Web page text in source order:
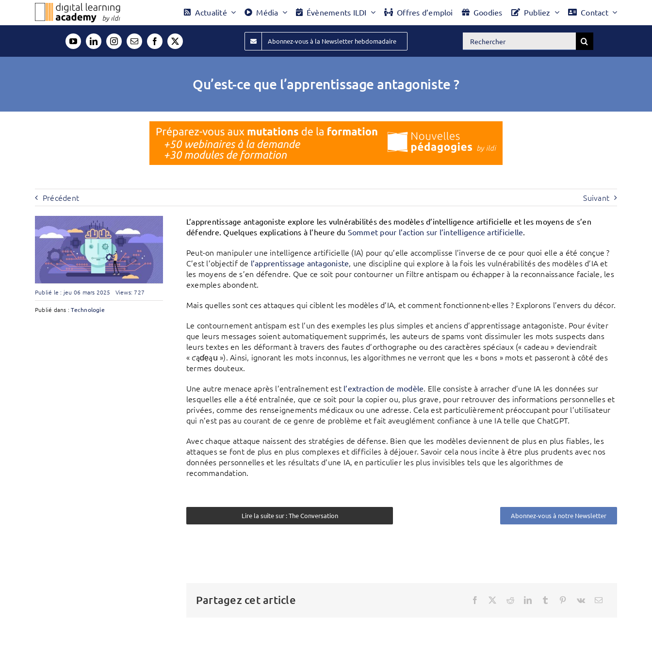
contenu
Actualité Média Évènements ILDI Offres d’emploi Goodies Publiez Contact
Abonnez-vous à la Newsletter hebdomadaire Rechercher:
Qu’est-ce que l’apprentissage antagoniste ?
Précédent Suivant
Publié le : jeu 06 mars 2025 Views: 727
Publié dans :Technologie
L’apprentissage antagoniste explore les vulnérabilités des modèles d’intelligence artificielle et les moyens de s’en
défendre. Quelques explications à l’heure du Sommet pour l’action sur l’intelligence artificielle.
Peut-on manipuler une intelligence artificielle (IA) pour qu’elle accomplisse l’inverse de ce pour quoi elle a été conçue ?
C’est l’objectif de l’apprentissage antagoniste, une discipline qui explore à la fois les vulnérabilités des modèles d’IA et
les moyens de s’en défendre. Que ce soit pour contourner un filtre antispam ou échapper à la reconnaissance faciale, les
exemples abondent.
Mais quelles sont ces attaques qui ciblent les modèles d’IA, et comment fonctionnent-elles ? Explorons l’envers du décor.
Le contournement antispam est l’un des exemples les plus simples et anciens d’apprentissage antagoniste. Pour éviter
que leurs messages soient automatiquement supprimés, les auteurs de spams vont dissimuler les mots suspects dans
leurs textes en les déformant à travers des fautes d’orthographe ou des caractères spéciaux (« cadeau » deviendrait
« ƈąɗẹąս »). Ainsi, ignorant les mots inconnus, les algorithmes ne verront que les « bons » mots et passeront à côté des
termes douteux.
Une autre menace après l’entraînement est l’extraction de modèle. Elle consiste à arracher d’une IA les données sur
lesquelles elle a été entraînée, que ce soit pour la copier ou, plus grave, pour retrouver des informations personnelles et
privées, comme des renseignements médicaux ou une adresse. Cela est particulièrement préoccupant pour l’utilisateur
qui n’est pas au courant de ce genre de problème et fait aveuglément confiance à une IA telle que ChatGPT.
Avec chaque attaque naissent des stratégies de défense. Bien que les modèles deviennent de plus en plus fiables, les
attaques se font de plus en plus complexes et difficiles à déjouer. Savoir cela nous incite à être plus prudents avec nos
données personnelles et les résultats d’une IA, en particulier les plus invisibles tels que les algorithmes de
recommandation.
Lire la suite sur : The Conversation Abonnez-vous à notre Newsletter
Partagez cet article